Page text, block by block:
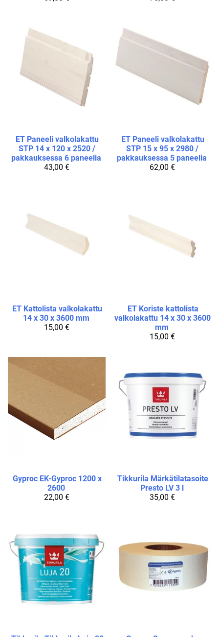
ET Paneeli valkolakattu
STP 14 x 120 x 2520 /
pakkauksessa 6 paneelia
43,00 €
ET Paneeli valkolakattu
STP 15 x 95 x 2980 /
pakkauksessa 5 paneelia
62,00 €
ET Kattolista valkolakattu
14 x 30 x 3600 mm
15,00 €
ET Koriste kattolista
valkolakattu 14 x 30 x 3600
mm
15,00 €
Gyproc EK-Gyproc 1200 x
2600
22,00 €
Tikkurila Märkätilatasoite
Presto LV 3 l
35,00 €